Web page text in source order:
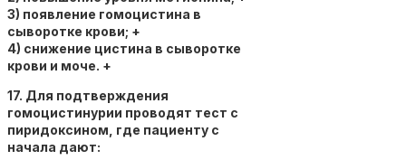
3) появление гомоцистина в
сыворотке крови; +
4) снижение цистина в сыворотке
крови и моче. +
17. Для подтверждения
гомоцистинурии проводят тест с
пиридоксином, где пациенту с
начала дают: